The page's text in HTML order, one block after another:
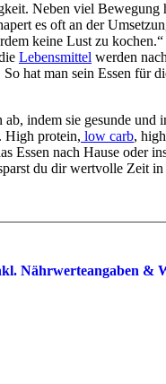
Neben viel Bewegung
es oft an der
keine Lust zu
Lebensmittel werden
hat man sein Essen für
indem sie gesunde
High protein, low carb,
Essen nach Hause oder
du dir wertvolle Zeit
Nährwerteangaben &